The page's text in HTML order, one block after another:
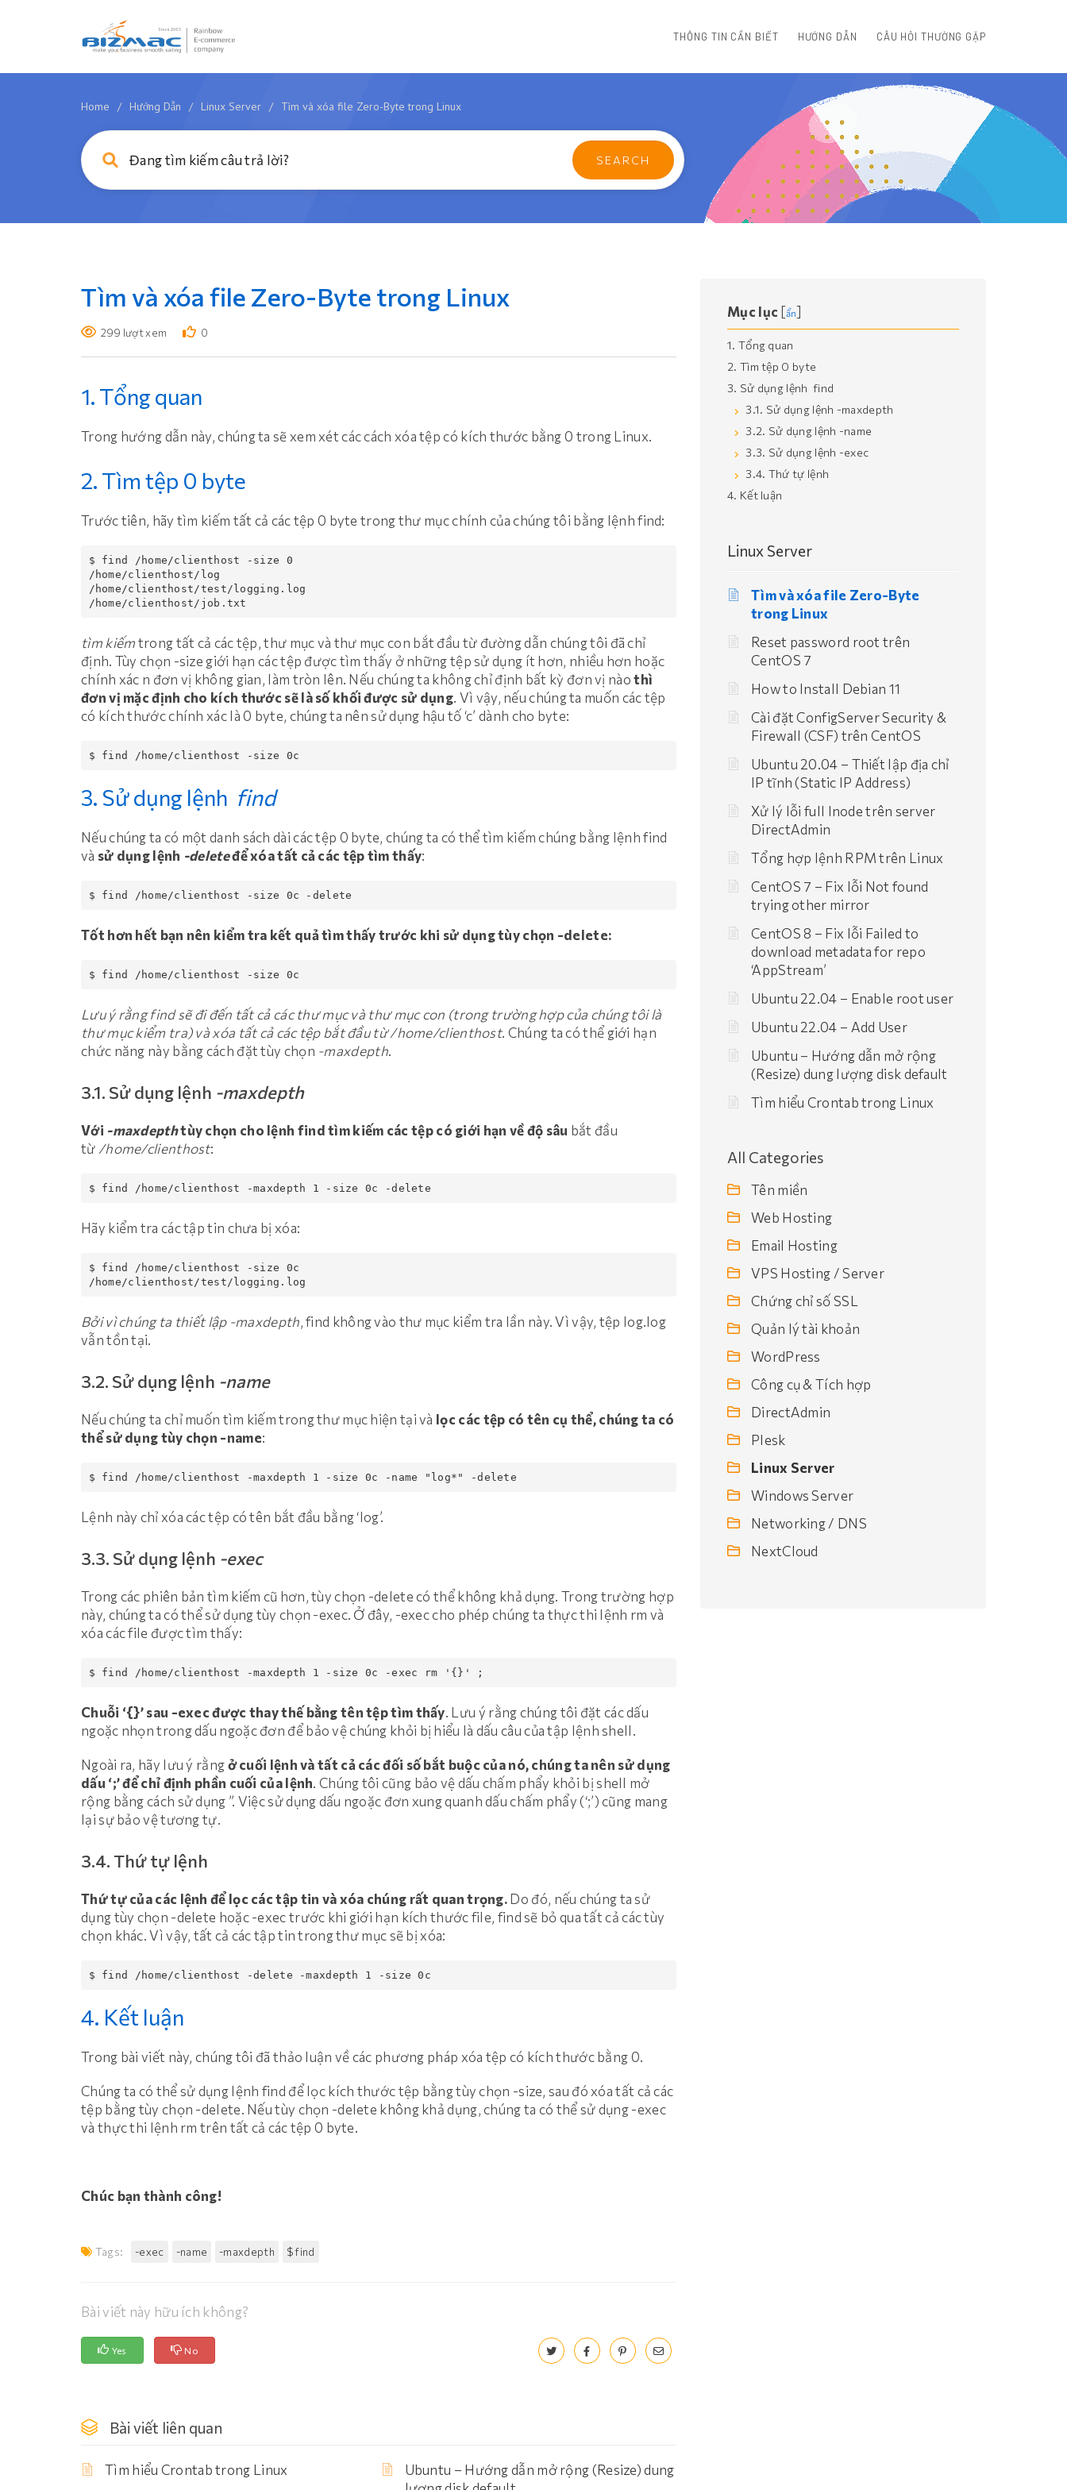
THÔNG TIN CẦN BIẾT HƯỚNG DẪN CÂU HỎI THƯỜNG GẶP
Home / Hướng Dẫn / Linux Server / Tìm và xóa file Zero-Byte trong Linux
Tìm và xóa file Zero-Byte trong Linux
299 lượt xem 0
1. Tổng quan
Trong hướng dẫn này, chúng ta sẽ xem xét các cách xóa tệp có kích thước bằng 0 trong Linux.
2. Tìm tệp 0 byte
Trước tiên, hãy tìm kiếm tất cả các tệp 0 byte trong thư mục chính của chúng tôi bằng lệnh find:
$ find /home/clienthost -size 0
/home/clienthost/log
/home/clienthost/test/logging.log
tìm kiếmtrong tất cả các tệp, thư mục và thư mục con bắt đầu từ đường dẫn chúng tôi đã chỉ
định. Tùy chọn -size giới hạn các tệp được tìm thấy ở những tệp sử dụng ít hơn, nhiều hơn hoặc
chính xác n đơn vị không gian, làm tròn lên. Nếu chúng ta không chỉ định bất kỳ đơn vị nàothì
đơn vị mặc định cho kích thước sẽ là số khối được sử dụng. Vì vậy, nếu chúng ta muốn các tệp
có kích thước chính xác là 0 byte, chúng ta nên sử dụng hậu tố ‘c’ dành cho byte:
$ find /home/clienthost -size 0c
3. Sử dụng lệnh find
Nếu chúng ta có một danh sách dài các tệp 0 byte, chúng ta có thể tìm kiếm chúng bằng lệnh find
và sử dụng lệnh -deleteđể xóa tất cả các tệp tìm thấy:
Tốt hơn hết bạn nên kiểm tra kết quả tìm thấy trước khi sử dụng tùy chọn -delete:
$ find /home/clienthost -size 0c
Lưu ý rằng find sẽ đi đến tất cả các thư mục và thư mục con (trong trường hợp của chúng tôi là
thư mục kiểm tra) và xóa tất cả các tệp bắt đầu từ /home/clienthost. Chúng ta có thể giới hạn
chức năng này bằng cách đặt tùy chọn -maxdepth.
3.1. Sử dụng lệnh -maxdepth
Với -maxdepthtùy chọn cho lệnh find tìm kiếm các tệp có giới hạn về độ sâu bắt đầu
từ /home/clienthost:
$ find /home/clienthost -maxdepth 1 -size 0c -delete
Hãy kiểm tra các tập tin chưa bị xóa:
$ find /home/clienthost -size 0c
/home/clienthost/test/logging.log
Bởi vì chúng ta thiết lập -maxdepth, find không vào thư mục kiểm tra lần này. Vì vậy, tệp log.log
vẫn tồn tại.
3.2. Sử dụng lệnh -name
Nếu chúng ta chỉ muốn tìm kiếm trong thư mục hiện tại và lọc các tệp có tên cụ thể, chúng ta có
thể sử dụng tùy chọn -name:
$ find /home/clienthost -maxdepth 1 -size 0c -name "log*" -delete
Lệnh này chỉ xóa các tệp có tên bắt đầu bằng ‘log’.
3.3. Sử dụng lệnh -exec
Trong các phiên bản tìm kiếm cũ hơn, tùy chọn -delete có thể không khả dụng. Trong trường hợp
này, chúng ta có thể sử dụng tùy chọn -exec. Ở đây, -exec cho phép chúng ta thực thi lệnh rm và
xóa các file được tìm thấy:
$ find /home/clienthost -maxdepth 1 -size 0c -exec rm '{}' ;
Chuỗi ‘{}’ sau -exec được thay thế bằng tên tệp tìm thấy. Lưu ý rằng chúng tôi đặt các dấu
ngoặc nhọn trong dấu ngoặc đơn để bảo vệ chúng khỏi bị hiểu là dấu câu của tập lệnh shell.
Ngoài ra, hãy lưu ý rằngở cuối lệnh và tất cả các đối số bắt buộc của nó, chúng ta nên sử dụng
dấu ‘;’ để chỉ định phần cuối của lệnh. Chúng tôi cũng bảo vệ dấu chấm phẩy khỏi bị shell mở
rộng bằng cách sử dụng ”. Việc sử dụng dấu ngoặc đơn xung quanh dấu chấm phẩy (‘;’) cũng mang
lại sự bảo vệ tương tự.
3.4. Thứ tự lệnh
Thứ tự của các lệnh để lọc các tập tin và xóa chúng rất quan trọng.Do đó, nếu chúng ta sử
dụng tùy chọn -delete hoặc -exec trước khi giới hạn kích thước file, find sẽ bỏ qua tất cả các tùy
chọn khác. Vì vậy, tất cả các tập tin trong thư mục sẽ bị xóa:
$ find /home/clienthost -delete -maxdepth 1 -size 0c
4. Kết luận
Trong bài viết này, chúng tôi đã thảo luận về các phương pháp xóa tệp có kích thước bằng 0.
Chúng ta có thể sử dụng lệnh find để lọc kích thước tệp bằng tùy chọn -size, sau đó xóa tất cả các
tệp bằng tùy chọn -delete. Nếu tùy chọn -delete không khả dụng, chúng ta có thể sử dụng -exec
và thực thi lệnh rm trên tất cả các tệp 0 byte.
Chúc bạn thành công!
Tags: -exec -name -maxdepth $ find
Bài viết này hữu ích không?
Yes No
Bài viết liên quan
Tìm hiểu Crontab trong Linux
Ubuntu – Hướng dẫn mở rộng (Resize) dung
Mục lục [ẩn]
1. Tổng quan
2. Tìm tệp 0 byte
3. Sử dụng lệnh find
3.1. Sử dụng lệnh -maxdepth
3.2. Sử dụng lệnh -name
3.3. Sử dụng lệnh -exec
3.4. Thứ tự lệnh
4. Kết luận
Linux Server
Tìm và xóa file Zero-Byte
trong Linux
Reset password root trên
CentOS 7
How to Install Debian 11
Cài đặt ConfigServer Security &
Firewall (CSF) trên CentOS
Ubuntu 20.04 – Thiết lập địa chỉ
IP tĩnh (Static IP Address)
Xử lý lỗi full Inode trên server
DirectAdmin
Tổng hợp lệnh RPM trên Linux
CentOS 7 – Fix lỗi Not found
trying other mirror
CentOS 8 – Fix lỗi Failed to
download metadata for repo
‘AppStream’
Ubuntu 22.04 – Enable root user
Ubuntu 22.04 – Add User
Ubuntu – Hướng dẫn mở rộng
(Resize) dung lượng disk default
Tìm hiểu Crontab trong Linux
All Categories
Tên miền
Web Hosting
Email Hosting
VPS Hosting / Server
Chứng chỉ số SSL
Quản lý tài khoản
WordPress
Công cụ & Tích hợp
DirectAdmin
Plesk
Linux Server
Windows Server
Networking / DNS
NextCloud